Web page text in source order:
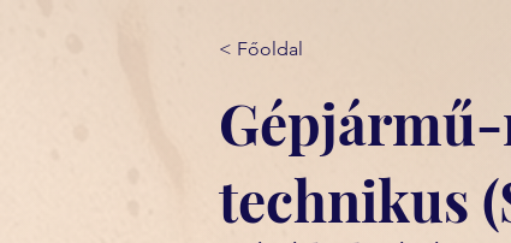
< Főoldal
technikus